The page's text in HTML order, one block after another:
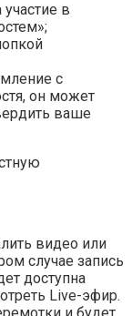
в
с
он может
ваше
видео или
случае запись
доступна
Live-эфир.